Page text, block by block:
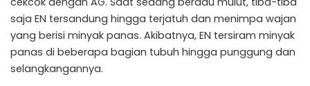
saja EN tersandung hingga terjatuh dan menimpa wajan
yang berisi minyak panas. Akibatnya, EN tersiram minyak
panas di beberapa bagian tubuh hingga punggung dan
selangkangannya.